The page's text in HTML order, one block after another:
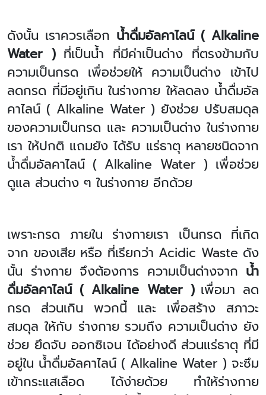
ดังนั้น เราควรเลือก น้ำดื่มอัลคาไลน์ ( Alkaline
Water ) ที่เป็นน้ำ ที่มีค่าเป็นด่าง ที่ตรงข้ามกับ
ความเป็นกรด เพื่อช่วยให้ ความเป็นด่าง เข้าไป
ลดกรด ที่มีอยู่เกิน ในร่างกาย ให้ลดลง น้ำดื่มอัล
คาไลน์ ( Alkaline Water ) ยังช่วย ปรับสมดุล
ของความเป็นกรด และ ความเป็นด่าง ในร่างกาย
เรา ให้ปกติ แถมยัง ได้รับ แร่ธาตุ หลายชนิดจาก
น้ำดื่มอัลคาไลน์ ( Alkaline Water ) เพื่อช่วย
ดูแล ส่วนต่าง ๆ ในร่างกาย อีกด้วย
เพราะกรด ภายใน ร่างกายเรา เป็นกรด ที่เกิด
จาก ของเสีย หรือ ที่เรียกว่า Acidic Waste ดัง
นั้น ร่างกาย จึงต้องการ ความเป็นด่างจาก น้ำ
ดื่มอัลคาไลน์ ( Alkaline Water ) เพื่อมา ลด
กรด ส่วนเกิน พวกนี้ และ เพื่อสร้าง สภาวะ
สมดุล ให้กับ ร่างกาย รวมถึง ความเป็นด่าง ยัง
ช่วย ยึดจับ ออกซิเจน ได้อย่างดี ส่วนแร่ธาตุ ที่มี
อยู่ใน น้ำดื่มอัลคาไลน์ ( Alkaline Water ) จะซึม
เข้ากระแสเลือด ได้ง่ายด้วย ทำให้ร่างกาย